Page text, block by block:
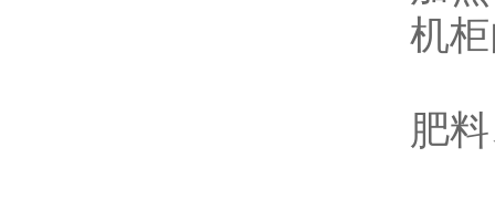
机
肥